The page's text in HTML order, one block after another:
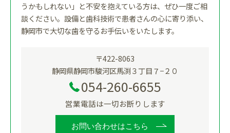
うかもしれない」と不安を抱えている方は、ぜひ一度ご相
談ください。設備と歯科技術で患者さんの心に寄り添い、
静岡市で大切な歯を守るお手伝いをいたします。
〒422-8063
静岡県静岡市駿河区馬渕３丁目７−２０
054-260-6655
営業電話は一切お断りします
お問い合わせはこちら